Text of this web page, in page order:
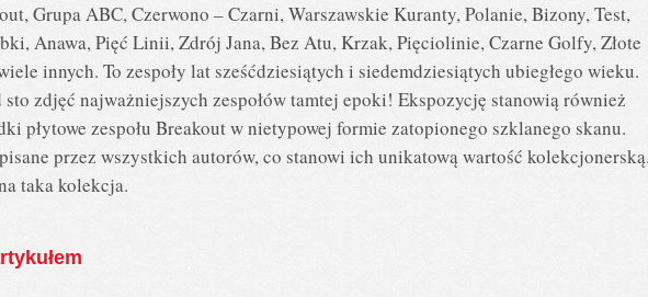
Grupa ABC, Czerwono – Czarni, Warszawskie Kuranty, Polanie, Bizony, Test,
Anawa, Pięć Linii, Zdrój Jana, Bez Atu, Krzak, Pięciolinie, Czarne Golfy, Złote
innych. To zespoły lat sześćdziesiątych i siedemdziesiątych ubiegłego wieku.
sto zdjęć najważniejszych zespołów tamtej epoki! Ekspozycję stanowią również
płytowe zespołu Breakout w nietypowej formie zatopionego szklanego skanu.
przez wszystkich autorów, co stanowi ich unikatową wartość
taka kolekcja.